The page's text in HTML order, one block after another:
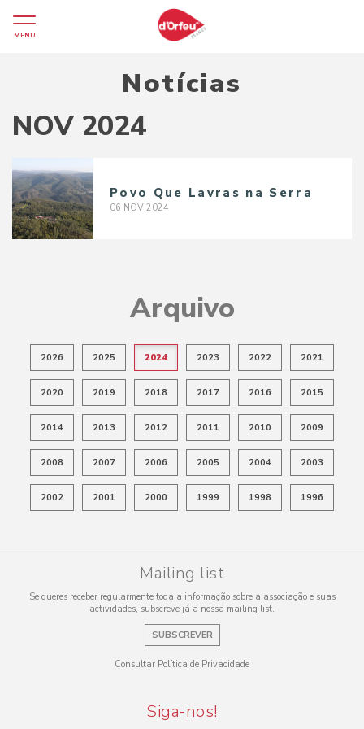
MENU
Notícias
NOV 2024
Povo Que Lavras na Serra
06 NOV 2024
Arquivo
2026 2025 2024 2023 2022 2021
2020 2019 2018 2017 2016 2015
2014 2013 2012 2011 2010 2009
2008 2007 2006 2005 2004 2003
2002 2001 2000 1999 1998 1996
Mailing list
Se queres receber regularmente toda a informação sobre a associação e suas
actividades, subscreve já a nossa mailing list.
SUBSCREVER
Consultar Política de Privacidade
Siga-nos!